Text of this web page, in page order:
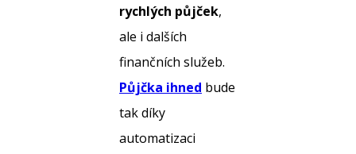
rychlých půjček,
ale i dalších
finančních služeb.
Půjčka ihned bude
tak díky
automatizaci